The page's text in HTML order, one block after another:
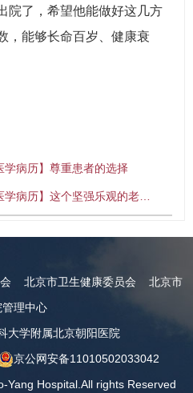
院了，希望他能做好这几方
，能够长命百岁、健康衰
学病历】尊重患者的选择
学病历】这个坚强乐观的老…
北京市卫生健康委员会
北京市
管理中心
大学附属北京朝阳医院
京公网安备11010502033042
Yang Hospital.All rights Reserved